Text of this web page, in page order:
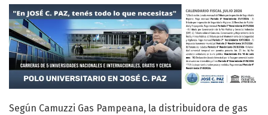
Según Camuzzi Gas Pampeana, la distribuidora de gas